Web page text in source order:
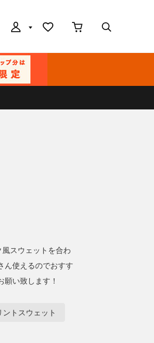
スウェットを合わ
ん使えるのでおすす
い致します！
ントスウェット